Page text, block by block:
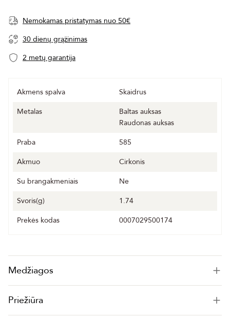
Nemokamas pristatymas nuo 50€
30 dienų grąžinimas
2 metų garantija
Akmens spalva
Skaidrus
Metalas
Baltas auksas
Raudonas auksas
Praba
585
Akmuo
Cirkonis
Su brangakmeniais
Ne
Svoris(g)
1.74
Prekės kodas
0007029500174
Medžiagos
Priežiūra